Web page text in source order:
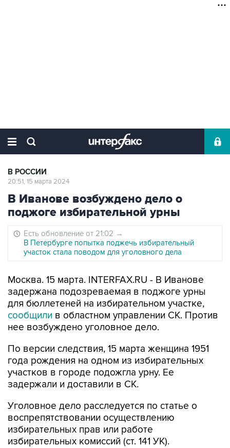
В РОССИИ
20:51, 15 марта 2024
В Иванове возбуждено дело о
поджоге избирательной урны
Есть обновление от 21:02 →
В Петербурге попытка поджечь избирательный
участок стала поводом для уголовного дела
Москва. 15 марта. INTERFAX.RU - В Иванове
задержана подозреваемая в поджоге урны
для бюллетеней на избирательном участке,
сообщили в областном управлении СК. Против
нее возбуждено уголовное дело.
По версии следствия, 15 марта женщина 1951
года рождения на одном из избирательных
участков в городе подожгла урну. Ее
задержали и доставили в СК.
Уголовное дело расследуется по статье о
воспрепятствовании осуществлению
избирательных прав или работе
избирательных комиссий (ст. 141 УК).